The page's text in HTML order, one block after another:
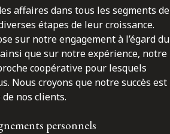
affaires dans tous les segments de
étapes de leur croissance.
sur notre engagement à l’égard du
que sur notre expérience, notre
coopérative pour lesquels
Nous croyons que notre succès est
nos clients.
personnels